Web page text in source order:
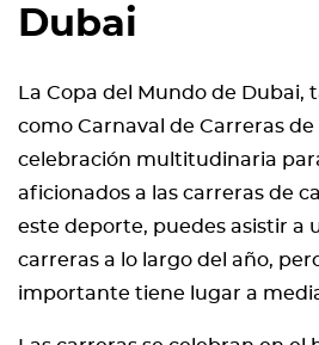
Dubai
La Copa del Mundo de Dubai,
como Carnaval de Carreras de
celebración multitudinaria
aficionados a las carreras de
este deporte, puedes asistir a
carreras a lo largo del año,
importante tiene lugar a